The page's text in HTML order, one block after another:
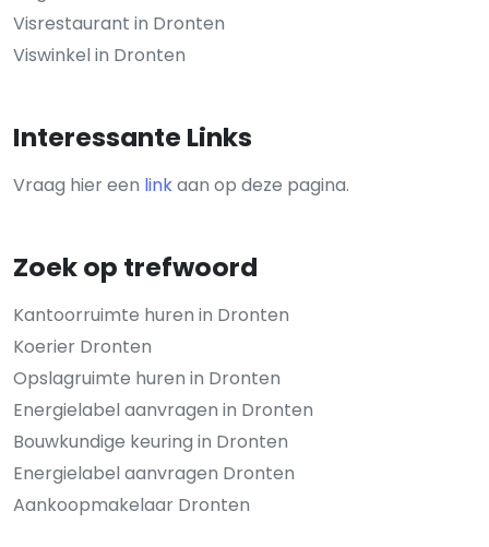
Visrestaurant in Dronten
Viswinkel in Dronten
Interessante Links
Vraag hier een linkaan op deze pagina.
Zoek op trefwoord
Kantoorruimte huren in Dronten
Koerier Dronten
Opslagruimte huren in Dronten
Energielabel aanvragen in Dronten
Bouwkundige keuring in Dronten
Energielabel aanvragen Dronten
Aankoopmakelaar Dronten